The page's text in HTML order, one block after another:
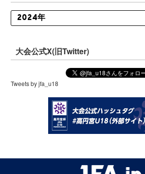
大会公式X(旧Twitter)
Tweets by jfa_u18